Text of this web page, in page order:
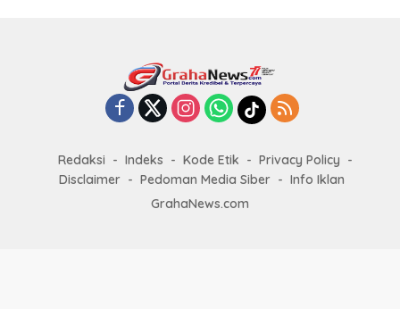
Redaksi Indeks Kode Etik
Privacy Policy
Disclaimer
Pedoman Media Siber
Info Iklan
GrahaNews.com